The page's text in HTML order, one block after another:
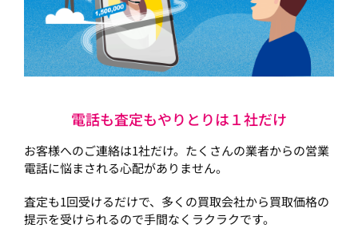
電話も査定もやりとりは１社だけ
お客様へのご連絡は1社だけ。たくさんの業者からの営業
電話に悩まされる心配がありません。
査定も1回受けるだけで、多くの買取会社から買取価格の
提示を受けられるので手間なくラクラクです。